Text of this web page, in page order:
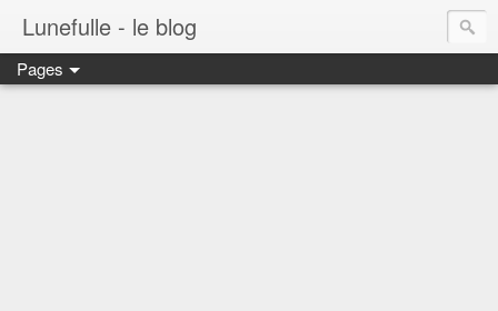
Lunefulle - le blog
Pages